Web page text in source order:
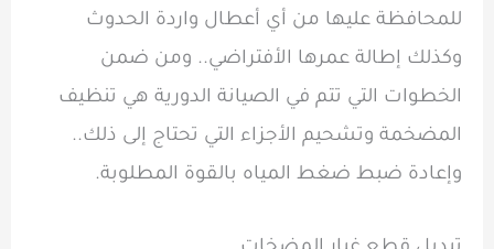
للمحافظة عليها من أي أعطال واردة الحدوث
وكذلك إطالة عمرها الأفتراضي.. ومن ضمن
الخطوات التي تتم في الصيانة الدورية هي تنظيف
المضخمة وتشحيم الأجزاء التي تحتاج إلى ذلك..
وإعادة ضبط ضغط المياه بالقوة المطلوبة.